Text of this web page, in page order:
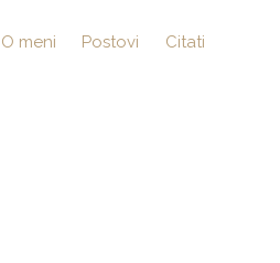
O meni Postovi
Citati